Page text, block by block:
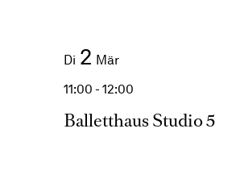
Di 2 Mär
11:00 - 12:00
Balletthaus Studio 5